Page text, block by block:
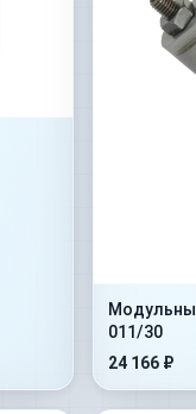
011/30
24 166 ₽